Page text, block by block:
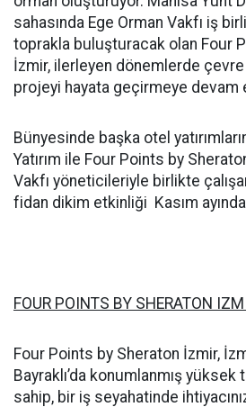
sahasında Ege Orman Vakfı iş
toprakla buluşturacak olan Four
İzmir, ilerleyen dönemlerde
projeyi hayata geçirmeye devam
Bünyesinde başka otel
Yatırım ile Four Points by
Vakfı yöneticileriyle birlikte
fidan dikim etkinliği Kasım
FOUR POINTS BY SHERATON
Four Points by Sheraton İzmir,
Bayraklı’da konumlanmış
sahip, bir iş seyahatinde